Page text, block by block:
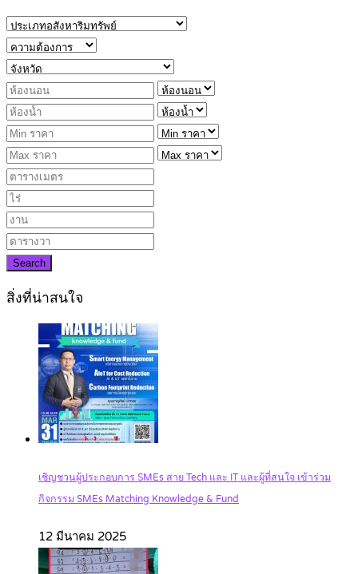
Search
สิ่งที่น่าสนใจ
เชิญชวนผู้ประกอบการ SMEs สาย Tech และ IT และผู้ที่สนใจ เข้าร่วม
กิจกรรม SMEs Matching Knowledge & Fund
12 มีนาคม 2025